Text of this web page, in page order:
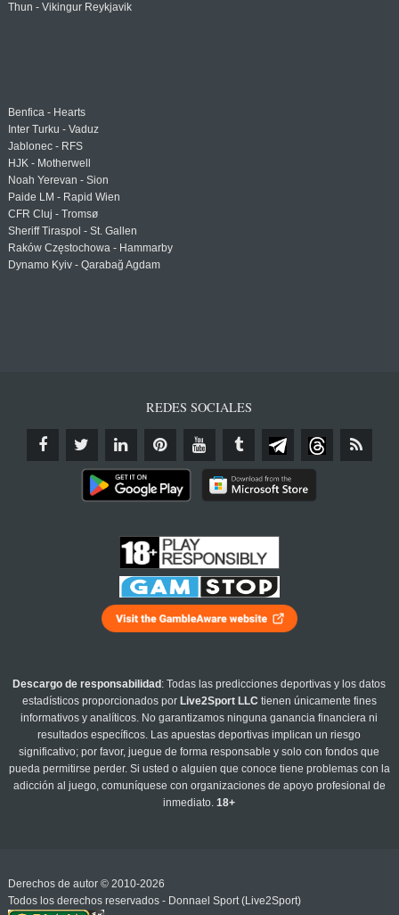
Thun - Vikingur Reykjavik
Benfica - Hearts
Inter Turku - Vaduz
Jablonec - RFS
HJK - Motherwell
Noah Yerevan - Sion
Paide LM - Rapid Wien
CFR Cluj - Tromsø
Sheriff Tiraspol - St. Gallen
Raków Częstochowa - Hammarby
Dynamo Kyiv - Qarabağ Agdam
REDES SOCIALES
Descargo de responsabilidad : Todas las predicciones deportivas y los datos
estadísticos proporcionados por Live2Sport LLC tienen únicamente fines
informativos y analíticos. No garantizamos ninguna ganancia financiera ni
resultados específicos. Las apuestas deportivas implican un riesgo
significativo; por favor, juegue de forma responsable y solo con fondos que
pueda permitirse perder. Si usted o alguien que conoce tiene problemas con la
adicción al juego, comuníquese con organizaciones de apoyo profesional de
inmediato.18+
Derechos de autor © 2010-2026
Todos los derechos reservados - Donnael Sport (Live2Sport)